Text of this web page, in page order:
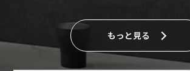
もっと見る